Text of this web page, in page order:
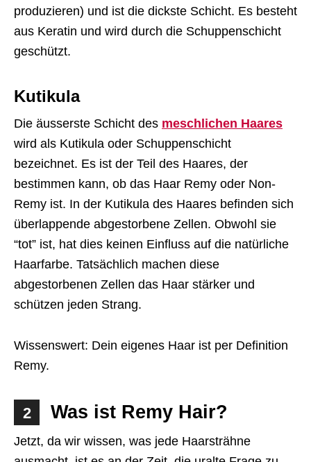
produzieren) und ist die dickste Schicht. Es besteht
aus Keratin und wird durch die Schuppenschicht
geschützt.
Kutikula
Die äusserste Schicht des meschlichen Haares
wird als Kutikula oder Schuppenschicht
bezeichnet. Es ist der Teil des Haares, der
bestimmen kann, ob das Haar Remy oder Non-
Remy ist. In der Kutikula des Haares befinden sich
überlappende abgestorbene Zellen. Obwohl sie
“tot” ist, hat dies keinen Einfluss auf die natürliche
Haarfarbe. Tatsächlich machen diese
abgestorbenen Zellen das Haar stärker und
schützen jeden Strang.
Wissenswert: Dein eigenes Haar ist per Definition
Remy.
2 Was ist Remy Hair?
Jetzt, da wir wissen, was jede Haarsträhne